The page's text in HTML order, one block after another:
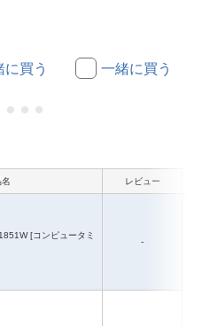
に買う 一緒に買う
レビュー
-